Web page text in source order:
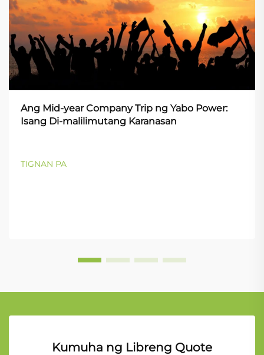
Ang Mid-year Company Trip ng Yabo Power:
Isang Di-malilimutang Karanasan
TIGNAN PA
Kumuha ng Libreng Quote